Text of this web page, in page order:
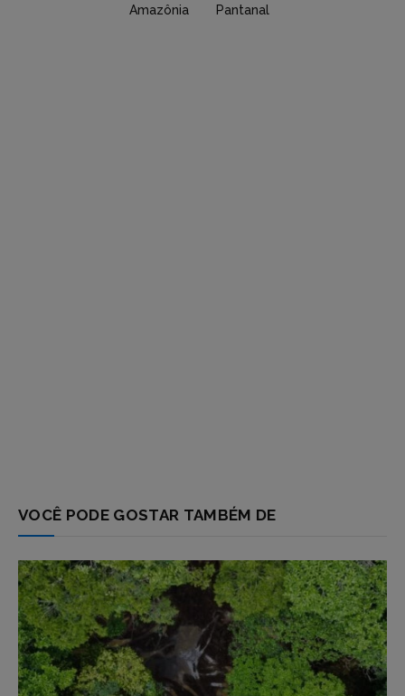
etc)
Amazônia
Pantanal
VOCÊ PODE GOSTAR TAMBÉM DE